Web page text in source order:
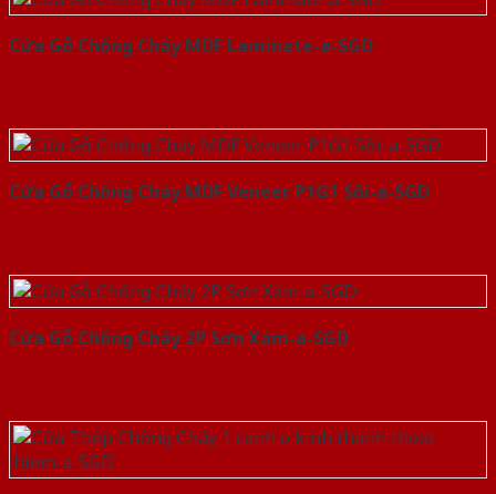
Cửa Gỗ Chống Cháy MDF Laminate-a-SGD
Cửa Gỗ Chống Cháy MDF Veneer P1G1 Sồi-a-SGD
Cửa Gỗ Chống Cháy 2P Sơn Xám-a-SGD